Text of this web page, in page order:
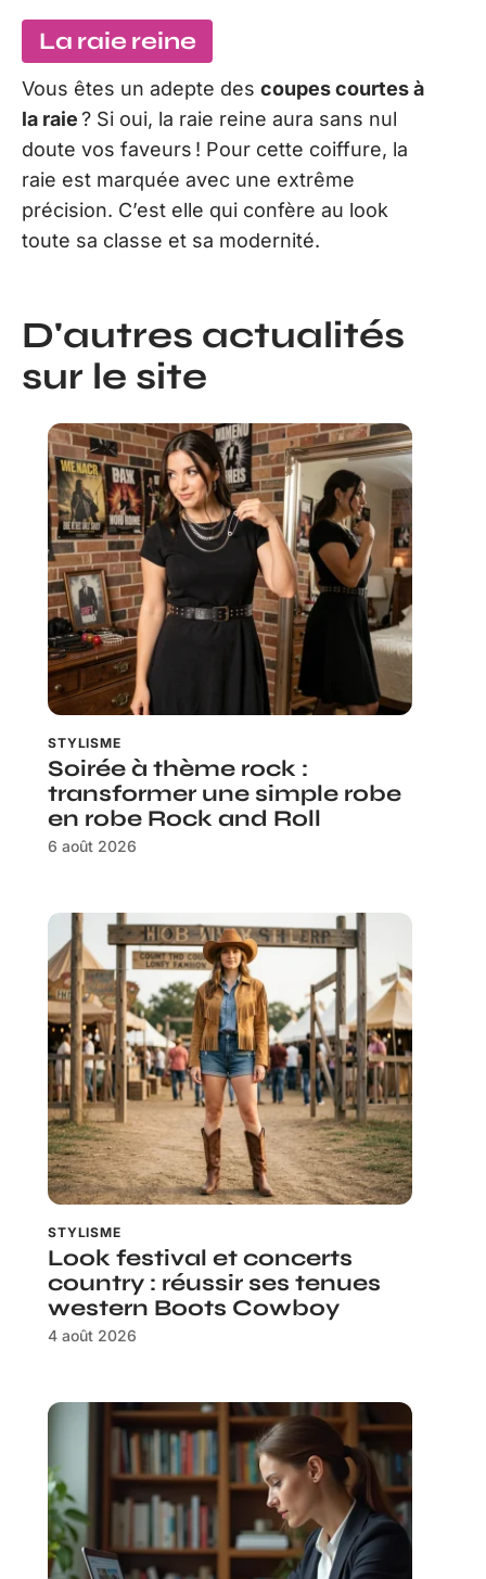
La raie reine
Vous êtes un adepte des coupes courtes à
la raie? Si oui, la raie reine aura sans nul
doute vos faveurs ! Pour cette coiffure, la
raie est marquée avec une extrême
précision. C’est elle qui confère au look
toute sa classe et sa modernité.
D'autres actualités
sur le site
STYLISME
Soirée à thème rock :
transformer une simple robe
en robe Rock and Roll
6 août 2026
STYLISME
Look festival et concerts
country : réussir ses tenues
western Boots Cowboy
4 août 2026